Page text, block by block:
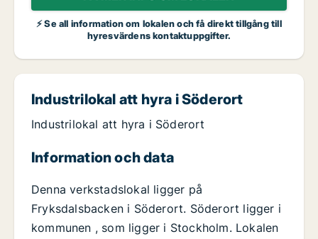
⚡ Se all information om lokalen och få direkt tillgång till
hyresvärdens kontaktuppgifter.
Industrilokal att hyra i Söderort
Industrilokal att hyra i Söderort
Information och data
Denna verkstadslokal ligger på
Fryksdalsbacken i Söderort. Söderort ligger i
kommunen , som ligger i Stockholm. Lokalen